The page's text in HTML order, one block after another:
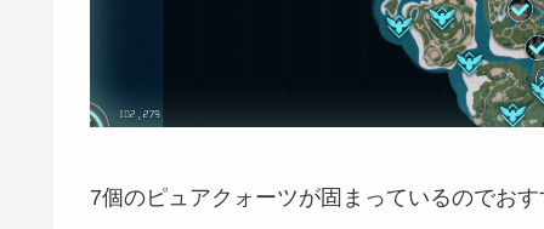
7個のピュアクォーツが固まっているのでお